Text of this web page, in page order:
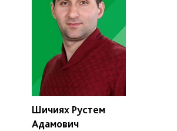
Шичиях Рустем
Адамович